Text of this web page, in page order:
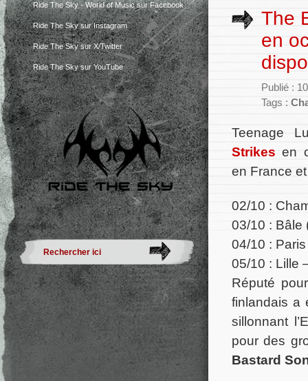
Ride The Sky - World of Music sur Facebook
Ride The Sky sur Instagram
Ride The Sky sur X/Twitter
Ride The Sky sur YouTube
The
en
Publié :
Tags :
Teenage
Strikes en
en France
02/10 :
03/10 : Bâle
04/10 :
05/10 : Lille
Réputé
finlandais a
sillonnant
pour des
Bastard